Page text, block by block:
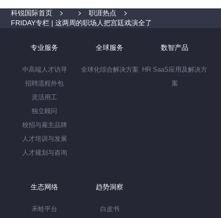
科锐国际首页
职涯热点
FRIDAY专栏 | 这两周的职场人把宫廷戏演全了
专业服务
中高端人才访寻
招聘流程外包
灵活用工
独立顾问
校招与雇主品牌
人才培训与发展
人才规划与咨询
全球服务
全球化综合解决方案
数智产品
HR SaaS应用及解决方
案
生态网络
禾蛙平台
趋势洞察
白皮书